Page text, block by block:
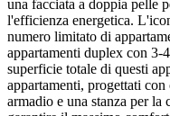
una facciata a doppia pelle
l'efficienza energetica.
numero limitato di
appartamenti duplex con 3-
superficie totale di questi
appartamenti, progettati
armadio e una stanza per la